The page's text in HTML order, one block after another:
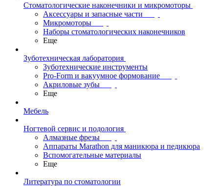
Стоматологические наконечники и микромоторы
Аксессуары и запасные части
Микромоторы
Наборы стоматологических наконечников
Еще
Зуботехническая лаборатория
Зуботехнические инструменты
Pro-Form и вакуумное формование
Акриловые зубы
Еще
Мебель
Ногтевой сервис и подология
Алмазные фрезы
Аппараты Marathon для маникюра и педикюра
Вспомогательные материалы
Еще
Литература по стоматологии